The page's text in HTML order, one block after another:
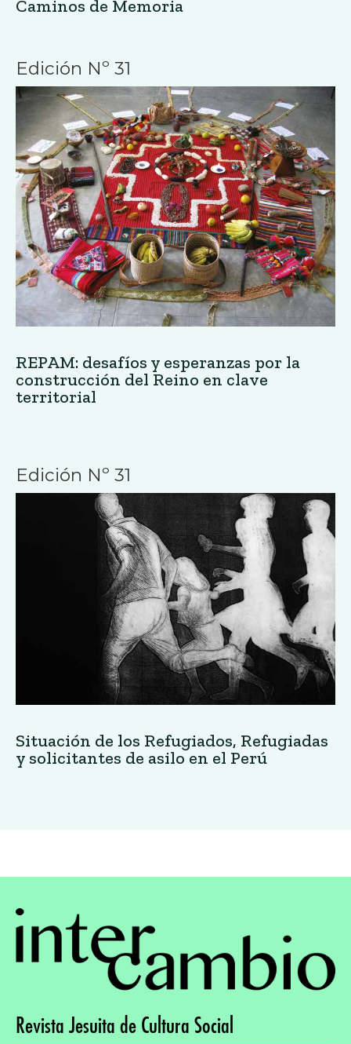
Caminos de Memoria
Edición Nº 31
REPAM: desafíos y esperanzas por la
construcción del Reino en clave
territorial
Edición Nº 31
Situación de los Refugiados, Refugiadas
y solicitantes de asilo en el Perú
Revista Jesuita de Cultura Social